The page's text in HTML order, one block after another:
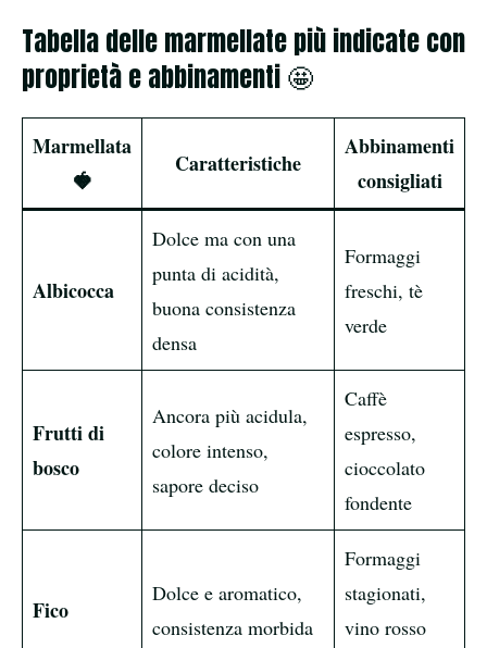
Tabella delle marmellate più indicate con
proprietà e abbinamenti 🤩
Marmellata
🍓
Caratteristiche
Abbinamenti
consigliati
Albicocca
Dolce ma con una
punta di acidità,
buona consistenza
densa
Formaggi
freschi, tè
verde
Frutti di
bosco
Ancora più acidula,
colore intenso,
sapore deciso
Caffè
espresso,
cioccolato
fondente
Fico
Dolce e aromatico,
consistenza morbida
Formaggi
stagionati,
vino rosso